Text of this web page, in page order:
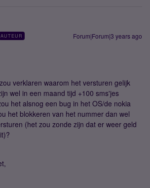
AUTEUR Forum|Forum|3 years ago
verklaren waarom het versturen gelijk
wel in een maand tijd +100 sms'jes
het alsnog een bug in het OS/de nokia
het blokkeren van het nummer dan wel
(het zou zonde zijn dat er weer geld